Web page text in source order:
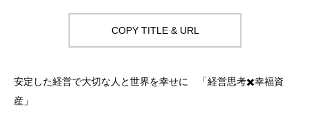
COPY TITLE & URL
安定した経営で大切な人と世界を幸せに 「経営思考✖️幸福資
産」